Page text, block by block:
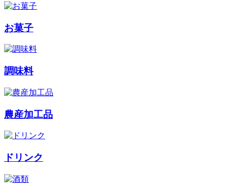
お菓子
調味料
農産加工品
ドリンク